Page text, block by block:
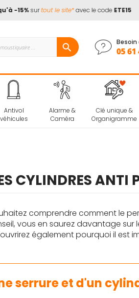
surtout le site*avec le codeETE15
Besoin
05 61
Antivol
véhicules
Alarme &
Caméra
Clé unique &
Organigramme
CYLINDRES ANTI
comprendre comment le
vous en saurez davantage sur
également pourquoi il est
serrure et d'un